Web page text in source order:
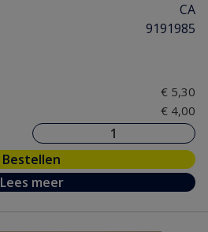
CA
9191985
€ 5,30
€ 4,00
Bestellen
Lees meer